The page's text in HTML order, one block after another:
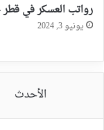
رواتب العسكر في قطر 2024
يونيو 3, 2024
الأحدث